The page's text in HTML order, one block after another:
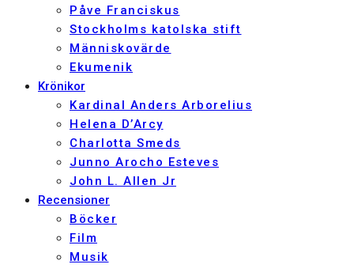
Påve Franciskus
Stockholms katolska stift
Människovärde
Ekumenik
Krönikor
Kardinal Anders Arborelius
Helena D’Arcy
Charlotta Smeds
Junno Arocho Esteves
John L. Allen Jr
Recensioner
Böcker
Film
Musik